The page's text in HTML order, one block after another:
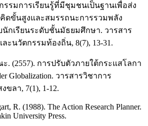
รรมการเรียนรู้ที่มีชุมชนเป็นฐานเพื่อส่ง
ดขั้นสูงและสมรรถนะการรวมพลัง
กเรียนระดับชั้นมัธยมศึกษา. วารสาร
ะนวัตกรรมท้องถิ่น, 8(7), 13-31.
. (2557). การปรับตัวภายใต้กระแสโลกา
Globalization. วารสารวิชาการ
ลา, 7(1), 1-12.
R. (1988). The Action Research Planner.
University Press.